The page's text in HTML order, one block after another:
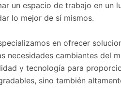
un espacio de trabajo en un
lo mejor de sí mismos.
en ofrecer
necesidades cambiantes del
y tecnología para
sino también